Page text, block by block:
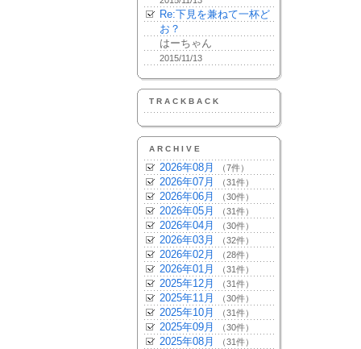
Re:下見を兼ねて一杯ど
お？
はーちゃん
2015/11/13
TRACKBACK
ARCHIVE
2026年08月 （7件）
2026年07月 （31件）
2026年06月 （30件）
2026年05月 （31件）
2026年04月 （30件）
2026年03月 （32件）
2026年02月 （28件）
2026年01月 （31件）
2025年12月 （31件）
2025年11月 （30件）
2025年10月 （31件）
2025年09月 （30件）
2025年08月 （31件）